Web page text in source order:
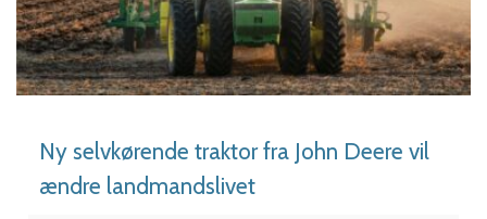
LÆS MERE
Ny selvkørende traktor fra John Deere vil
ændre landmandslivet